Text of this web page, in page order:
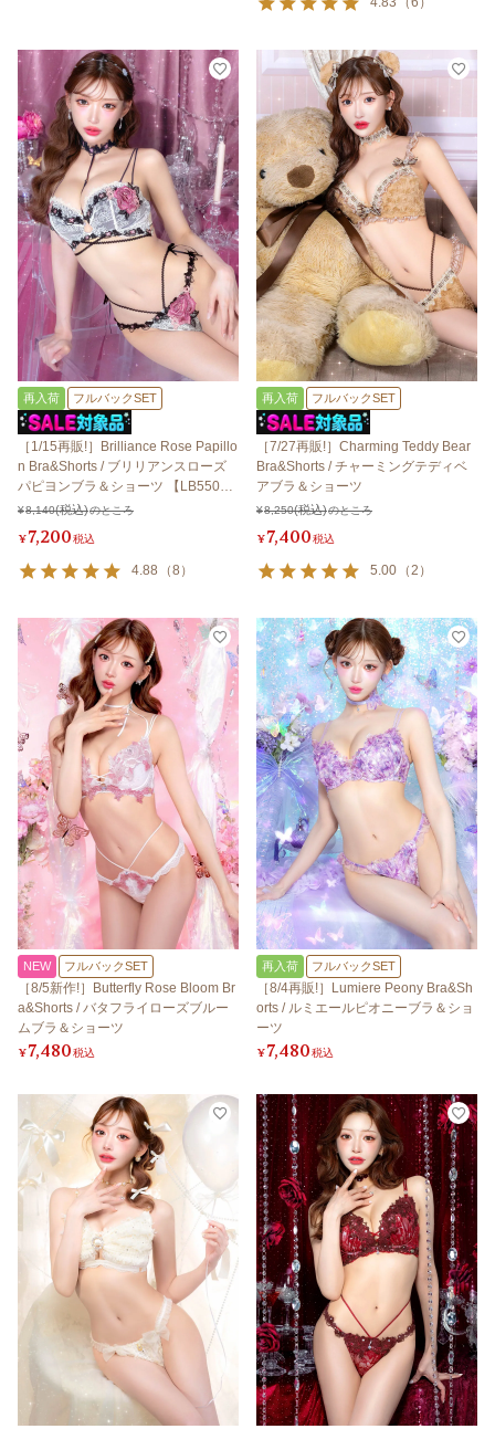
再入荷 フルバックSET
［1/15再販!］Brilliance Rose Papillo
n Bra&Shorts / ブリリアンスローズ
パピヨンブラ＆ショーツ 【LB550
0】
¥8,140 のところ
¥7,200税込
4.88 （8 ）
再入荷 フルバックSET
［7/27再販!］Charming Teddy Bear
Bra&Shorts / チャーミングテディベ
アブラ＆ショーツ
¥8,250 のところ
¥7,400税込
5.00 （2 ）
NEW フルバックSET
［8/5新作!］Butterfly Rose Bloom Br
a&Shorts / バタフライローズブルー
ムブラ＆ショーツ
¥7,480税込
再入荷 フルバックSET
［8/4再販!］Lumiere Peony Bra&Sh
orts / ルミエールピオニーブラ＆ショ
ーツ
¥7,480税込